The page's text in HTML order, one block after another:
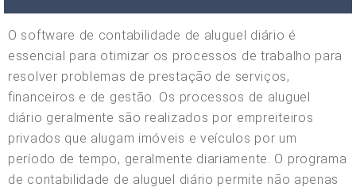
O software de contabilidade de aluguel diário é
essencial para otimizar os processos de trabalho para
resolver problemas de prestação de serviços,
financeiros e de gestão. Os processos de aluguel
diário geralmente são realizados por empreiteiros
privados que alugam imóveis e veículos por um
período de tempo, geralmente diariamente. O programa
de contabilidade de aluguel diário permite não apenas